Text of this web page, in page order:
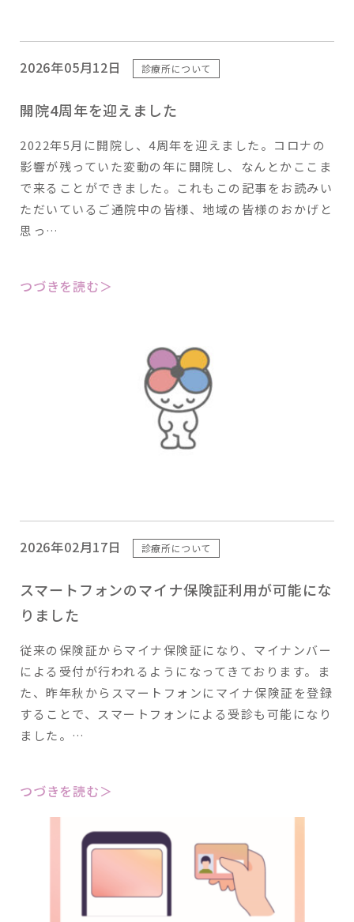
2026年05月12日 診療所について
開院4周年を迎えました
2022年5月に開院し、4周年を迎えました。コロナの
影響が残っていた変動の年に開院し、なんとかここま
で来ることができました。これもこの記事をお読みい
ただいているご通院中の皆様、地域の皆様のおかげと
思っ…
つづきを読む＞
2026年02月17日 診療所について
スマートフォンのマイナ保険証利用が可能にな
りました
従来の保険証からマイナ保険証になり、マイナンバー
による受付が行われるようになってきております。ま
た、昨年秋からスマートフォンにマイナ保険証を登録
することで、スマートフォンによる受診も可能になり
ました。…
つづきを読む＞